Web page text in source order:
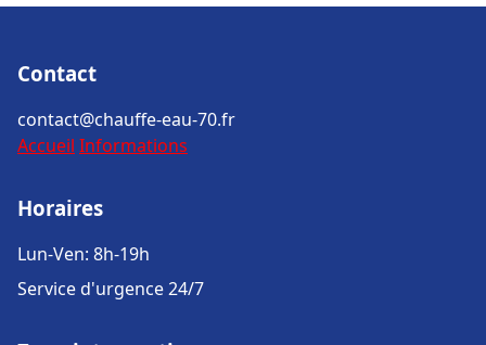
Contact
contact@chauffe-eau-70.fr
Accueil Informations
Horaires
Lun-Ven: 8h-19h
Service d'urgence 24/7